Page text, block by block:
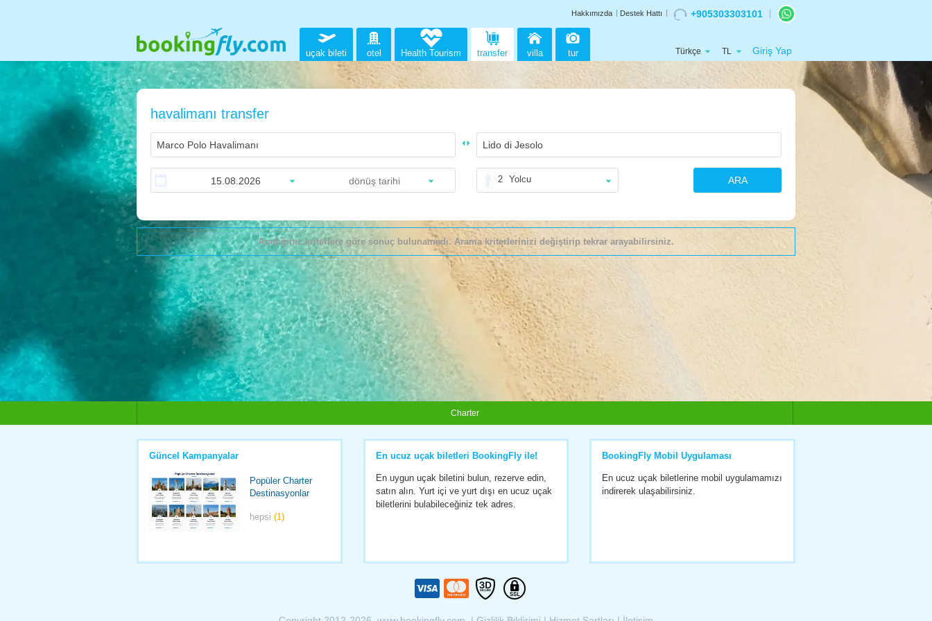
Hakkımızda Destek Hattı +905303303101
uçak bileti otel transfer villa tur
Health Tourism Türkçe TL Giriş Yap
havalimanı transfer
2 Yolcu ARA
Aradığınız kriterlere göre sonuç bulunamadı. Arama kriterlerinizi değiştirip tekrar arayabilirsiniz.
Charter
Güncel Kampanyalar
Popüler Charter
Destinasyonlar
hepsi(1)
En ucuz uçak biletleri BookingFly ile!
En uygun uçak biletini bulun, rezerve edin,
satın alın. Yurt içi ve yurt dışı en ucuz uçak
biletlerini bulabileceğiniz tek adres.
BookingFly Mobil Uygulaması
En ucuz uçak biletlerine mobil uygulamamızı
indirerek ulaşabilirsiniz.